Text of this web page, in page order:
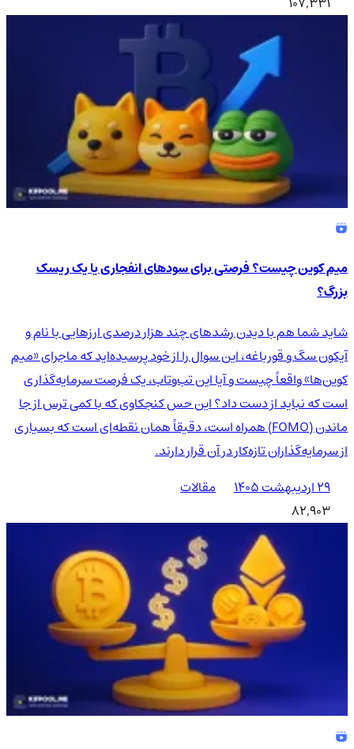
میم کوین چیست؟ فرصتی برای سودهای انفجاری یا یک ریسک
بزرگ؟
شاید شما هم با دیدن رشدهای چند هزار درصدی ارزهایی با نام و
آیکون سگ و قورباغه، این سوال را از خود پرسیده‌اید که ماجرای «میم
کوین‌ها» واقعاً چیست و آیا این تب‌وتاب، یک فرصت سرمایه‌گذاری
است که نباید از دست داد؟ این حس کنجکاوی که با کمی ترس از جا
ماندن (FOMO) همراه است، دقیقاً همان نقطه‌ای است که بسیاری
از سرمایه‌گذاران تازه‌کار در آن قرار دارند.
۲۹ اردیبهشت ۱۴۰۵
مقالات
82,903